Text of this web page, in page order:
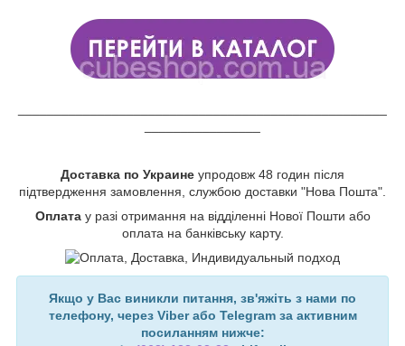
Доставка по Украине упродовж 48 годин після
підтвердження замовлення, службою доставки "Нова Пошта".
Оплата у разі отримання на відділенні Нової Пошти або
оплата на банківську карту.
Якщо у Вас виникли питання, зв'яжіть з нами по
телефону, через Viber або Telegram за активним
посиланням нижче: